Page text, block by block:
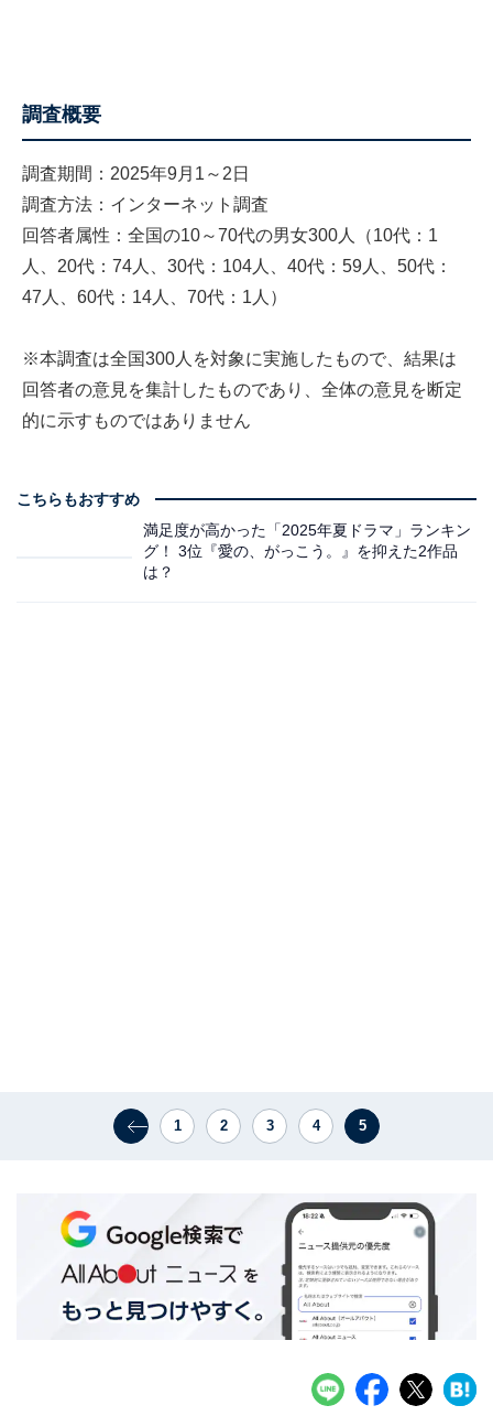
調査概要
調査期間：2025年9月1～2日
調査方法：インターネット調査
回答者属性：全国の10～70代の男女300人（10代：1
人、20代：74人、30代：104人、40代：59人、50代：
47人、60代：14人、70代：1人）
※本調査は全国300人を対象に実施したもので、結果は
回答者の意見を集計したものであり、全体の意見を断定
的に示すものではありません
こちらもおすすめ
満足度が高かった「2025年夏ドラマ」ランキン
グ！ 3位『愛の、がっこう。』を抑えた2作品
は？
1 2 3 4 5